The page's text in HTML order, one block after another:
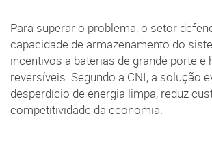
Para superar o problema, o setor
capacidade de armazenamento do
incentivos a baterias de grande porte e
reversíveis. Segundo a CNI, a solução
desperdício de energia limpa, reduz
competitividade da economia.